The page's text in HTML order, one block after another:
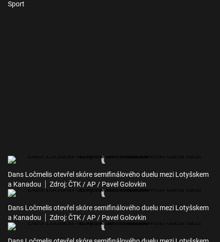
Sport
Dans Ločmelis otevřel skóre semifinálového duelu mezi Lotyšskem
a Kanadou
Zdroj: ČTK / AP / Pavel Golovkin
Dans Ločmelis otevřel skóre semifinálového duelu mezi Lotyšskem
a Kanadou
Zdroj: ČTK / AP / Pavel Golovkin